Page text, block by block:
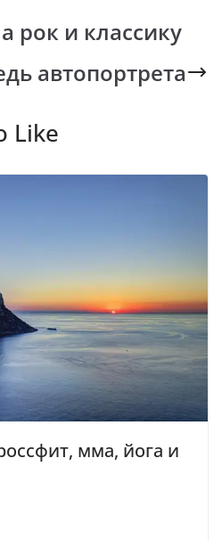
gr
a
m
рок и классику
автопортрета
Like
мма, йога и